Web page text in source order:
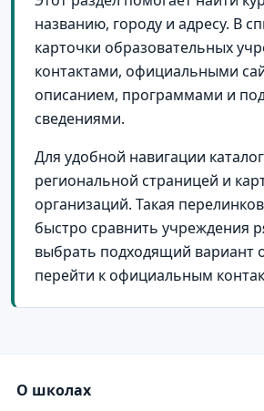
названию, городу и адресу. В
карточки образовательных
контактами, официальными
описанием, программами и
сведениями.
Для удобной навигации
региональной страницей и
организаций. Такая
быстро сравнить учреждения
выбрать подходящий вариант
перейти к официальным
О школах